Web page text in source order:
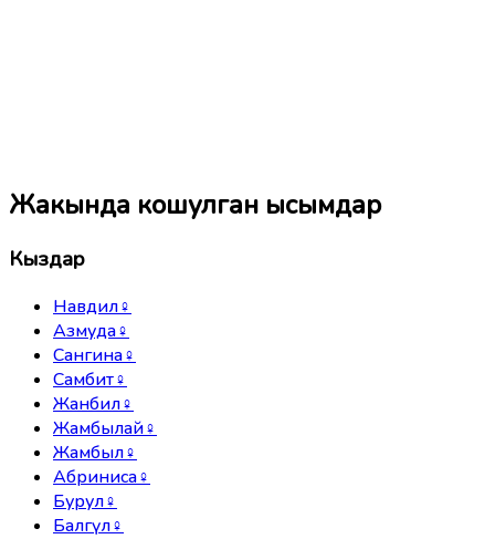
Жакында кошулган ысымдар
Кыздар
Навдил♀
Азмуда♀
Сангина♀
Самбит♀
Жанбил♀
Жамбылай♀
Жамбыл♀
Абриниса♀
Бурул♀
Балгүл♀